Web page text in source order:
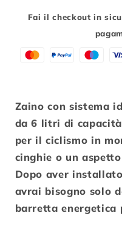
6
6
6
BLU
6
Fai il checkout in
Zaino con sistema
da 6 litri di
per il ciclismo in
cinghie o un
Dopo aver
avrai bisogno solo
barretta energetica